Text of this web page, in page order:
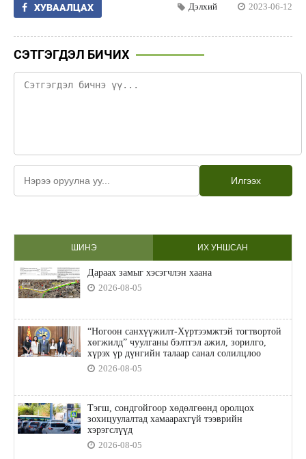
ХУВААЛЦАХ Дэлхий 2023-06-12
СЭТГЭГДЭЛ БИЧИХ
Илгээх
ШИНЭ ИХ УНШСАН
Дараах замыг хэсэгчлэн хаана
2026-08-05
“Ногоон санхүүжилт-Хүртээмжтэй тогтвортой
хөгжилд” чуулганы бэлтгэл ажил, зорилго,
хүрэх үр дүнгийн талаар санал солилцлоо
2026-08-05
Тэгш, сондгойгоор хөдөлгөөнд оролцох
зохицуулалтад хамаарахгүй тээврийн
хэрэгслүүд
2026-08-05